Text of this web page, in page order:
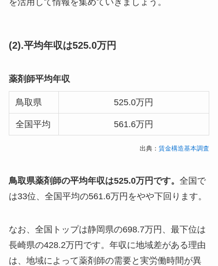
を活用して情報を集めていきましょう。
(2).平均年収は525.0万円
薬剤師平均年収
鳥取県 525.0万円
全国平均 561.6万円
出典：賃金構造基本調査
鳥取県薬剤師の平均年収は525.0万円です。 全国で
は33位、全国平均の561.6万円をやや下回ります。
なお、全国トップは静岡県の698.7万円、最下位は
長崎県の428.2万円です。年収に地域差がある理由
は、地域によって薬剤師の需要と実労働時間が異